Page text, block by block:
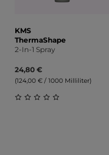
KMS
ThermaShape
2-In-1 Spray
24,80 €
(124,00 € / 1000 Milliliter)